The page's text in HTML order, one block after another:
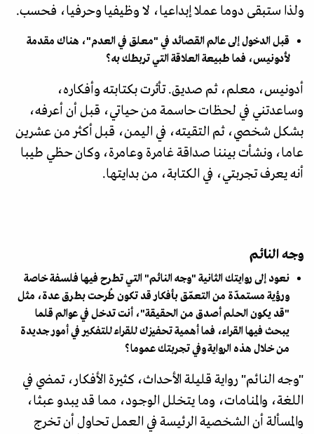
ولذا ستبقى دوما عملا إبداعيا، لا وظيفيا وحرفيا، فحسب.
قبل الدخول إلى عالم القصائد في "معلق في العدم"، هناك مقدمة
لأدونيس، فما طبيعة العلاقة التي تربطك به؟
أدونيس، معلم، ثم صديق. تأثرت بكتابته وأفكاره،
وساعدتني في لحظات حاسمة من حياتي، قبل أن أعرفه،
بشكل شخصي، ثم التقيته، في اليمن، قبل أكثر من عشرين
عاما، ونشأت بيننا صداقة غامرة وعامرة، وكان حظي طيبا
أنه يعرف تجربتي، في الكتابة، من بدايتها.
وجه النائم
نعود إلى روايتك الثانية "وجه النائم" التي تطرح فيها فلسفة خاصة
ورؤية مستمدّة من التعمّق بأفكار قد تكون طُرحت بطرق عدة، مثل
"قد يكون الحلم أصدق من الحقيقة"، أنت تدخل في عوالم قلما
يبحث فيها القراء، فما أهمية تحفيزك للقراء للتفكير في أمور جديدة
من خلال هذه الرواية وفي تجربتك عموما؟
"وجه النائم" رواية قليلة الأحداث، كثيرة الأفكار، تمضي في
اللغة، والمنامات، وما يتخلل الوجود، مما قد يبدو عبثا،
والمسألة أن الشخصية الرئيسة في العمل تحاول أن تخرج